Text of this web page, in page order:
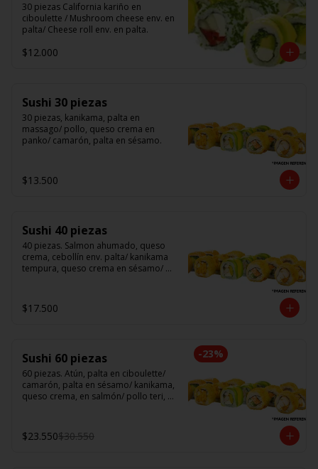
30 piezas California kariño en
ciboulette / Mushroom cheese env. en
palta/ Cheese roll env. en palta.
$12.000
Sushi 30 piezas
30 piezas, kanikama, palta en
massago/ pollo, queso crema en
panko/ camarón, palta en sésamo.
$13.500
Sushi 40 piezas
40 piezas. Salmon ahumado, queso
crema, cebollín env. palta/ kanikama
tempura, queso crema en sésamo/
$17.500
-23%
Sushi 60 piezas
60 piezas. Atún, palta en ciboulette/
camarón, palta en sésamo/ kanikama,
queso crema, en salmón/ pollo teri,
panko/ camarón, queso crema, en
panko.
$23.550$30.550